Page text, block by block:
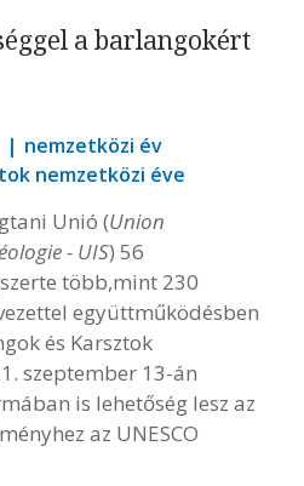
a barlangokért
nemzetközi év
nemzetközi éve
Unió (Union
- UIS) 56
több,mint 230
együttműködésben
és Karsztok
szeptember 13-án
is lehetőség lesz az
az UNESCO